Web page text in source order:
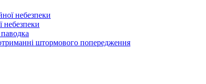
небезпеки
небезпеки
штормового попередження